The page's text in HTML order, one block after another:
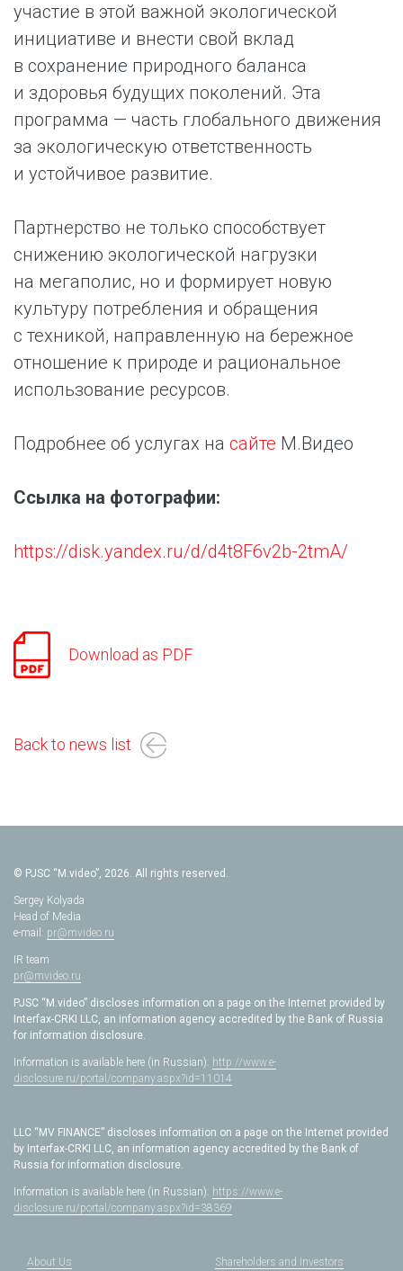
участие в этой важной экологической
инициативе и внести свой вклад
в сохранение природного баланса
и здоровья будущих поколений. Эта
программа — часть глобального движения
за экологическую ответственность
и устойчивое развитие.
Партнерство не только способствует
снижению экологической нагрузки
на мегаполис, но и формирует новую
культуру потребления и обращения
с техникой, направленную на бережное
отношение к природе и рациональное
использование ресурсов.
Подробнее об услугах на сайте М.Видео
Ссылка на фотографии:
https://disk.yandex.ru/d/d4t8F6v2b-2tmA/
Download as PDF
Back to news list
© PJSC “M.video”, 2026. All rights reserved.
Sergey Kolyada
Head of Media
e-mail: pr@mvideo.ru
IR team
pr@mvideo.ru
PJSC “M.video” discloses information on a page on the Internet provided by
Interfax-CRKI LLC, an information agency accredited by the Bank of Russia
for information disclosure.
Information is available here (in Russian): http://www.e-
disclosure.ru/portal/company.aspx?id=11014
LLC “MV FINANCE” discloses information on a page on the Internet provided
by Interfax-CRKI LLC, an information agency accredited by the Bank of
Russia for information disclosure.
Information is available here (in Russian): https://www.e-
disclosure.ru/portal/company.aspx?id=38369
About Us Shareholders and Investors